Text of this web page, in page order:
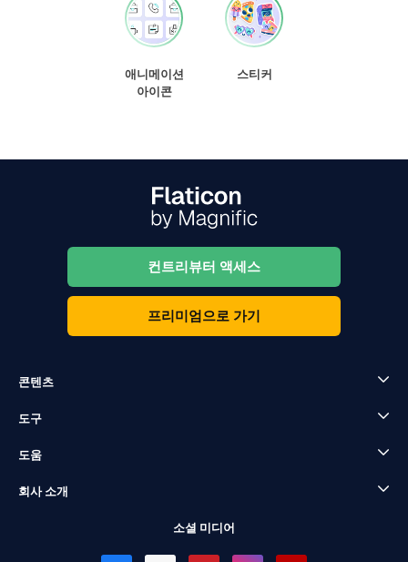
애니메이션
아이콘
스티커
컨트리뷰터 액세스
프리미엄으로 가기
콘텐츠
도구
도움
회사 소개
소셜 미디어